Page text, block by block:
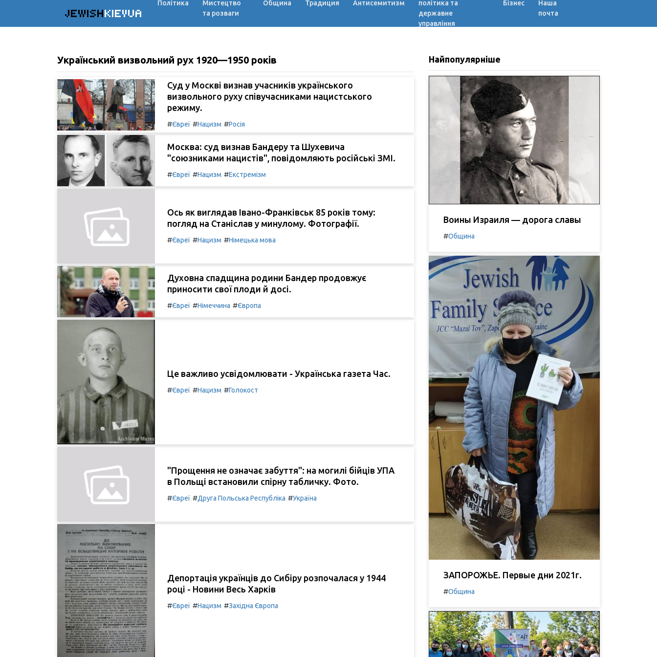
JEWISHKIEVUA
Політика
Мистецтво
та розваги
Община Традиция Антисемитизм
політика та
державне
управління
Бізнес
Наша
почта
Український визвольний рух 1920—1950 років
Суд у Москві визнав учасників українського
визвольного руху співучасниками нацистського
режиму.
#Євреї #Нацизм #Росія
Москва: суд визнав Бандеру та Шухевича
"союзниками нацистів", повідомляють російські ЗМІ.
#Євреї #Нацизм #Екстремізм
Ось як виглядав Івано-Франківськ 85 років тому:
погляд на Станіслав у минулому. Фотографії.
#Євреї #Нацизм #Німецька мова
Духовна спадщина родини Бандер продовжує
приносити свої плоди й досі.
#Євреї #Німеччина #Європа
Це важливо усвідомлювати - Українська газета Час.
#Євреї #Нацизм #Голокост
"Прощення не означає забуття": на могилі бійців УПА
в Польщі встановили спірну табличку. Фото.
#Євреї #Друга Польська Республіка #Україна
Депортація українців до Сибіру розпочалася у 1944
році - Новини Весь Харків
#Євреї #Нацизм #Західна Європа
Найпопулярніше
Воины Израиля — дорога славы
#Община
ЗАПОРОЖЬЕ. Первые дни 2021г.
#Община